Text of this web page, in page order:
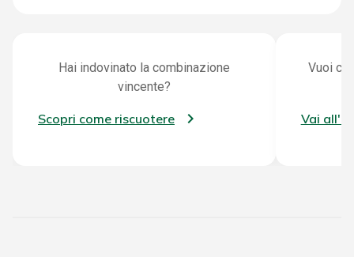
Hai indovinato la combinazione
vincente?
Scopri come riscuotere
Vuoi
Vai